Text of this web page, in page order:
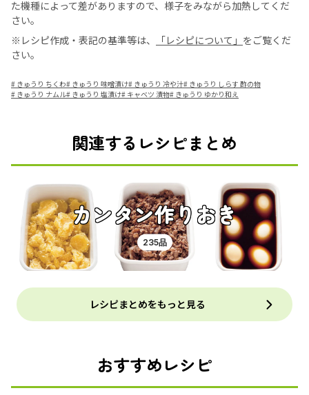
た機種によって差がありますので、様子をみながら加熱してくだ
さい。
※レシピ作成・表記の基準等は、
「レシピについて」 をご覧くだ
さい。
# きゅうり ちくわ# きゅうり 味噌漬け# きゅうり 冷や汁# きゅうり しらす 酢の物
# きゅうり ナムル# きゅうり 塩漬け# キャベツ 漬物# きゅうり ゆかり和え
関連するレシピまとめ
カンタン作りおき
235品
レシピまとめをもっと見る
おすすめレシピ